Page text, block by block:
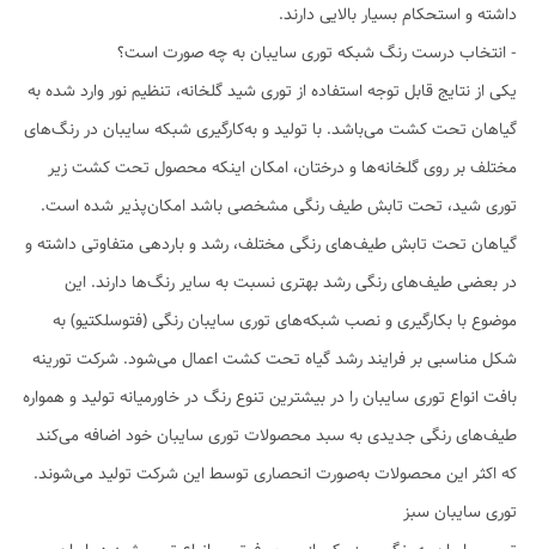
داشته و استحکام بسیار بالایی دارند.
- انتخاب درست رنگ شبکه توری سایبان به چه صورت است؟
یکی از نتایج قابل توجه استفاده از توری شید گلخانه، تنظیم نور وارد شده به
گیاهان تحت کشت می‌باشد. با تولید و به‌کارگیری شبکه سایبان در رنگ‌های
مختلف بر روی گلخانه‌ها و درختان، امکان اینکه محصول تحت کشت زیر
توری شید، تحت تابش طیف رنگی مشخصی باشد امکان‌پذیر شده است.
گیاهان تحت تابش طیف‌های رنگی مختلف، رشد و باردهی متفاوتی داشته و
در بعضی طیف‌های رنگی رشد بهتری نسبت به سایر رنگ‌ها دارند. این
موضوع با بکارگیری و نصب شبکه‌های توری سایبان رنگی (فتوسلکتیو) به
شکل مناسبی بر فرایند رشد گیاه تحت کشت اعمال می‌شود. شرکت تورینه
بافت انواع توری سایبان را در بیشترین تنوع رنگ در خاورمیانه تولید و همواره
طیف‌های رنگی جدیدی به سبد محصولات توری سایبان خود اضافه می‌کند
که اکثر این محصولات به‌صورت انحصاری توسط این شرکت تولید می‌شوند.
توری سایبان سبز